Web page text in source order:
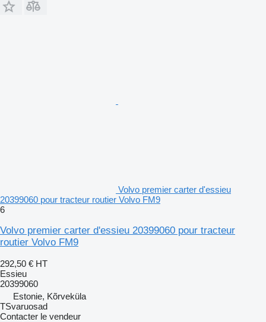
Volvo premier carter d'essieu
20399060 pour tracteur routier Volvo FM9
6
Volvo premier carter d'essieu 20399060 pour tracteur
routier Volvo FM9
292,50 € HT
Essieu
20399060
Estonie, Kõrveküla
TSvaruosad
Contacter le vendeur